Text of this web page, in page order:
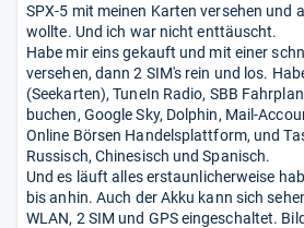
SPX-5 mit meinen Karten versehen und
wollte. Und ich war nicht enttäuscht.
Habe mir eins gekauft und mit einer
versehen, dann 2 SIM's rein und los.
(Seekarten), TuneIn Radio, SBB
buchen, Google Sky, Dolphin, Mail-
Online Börsen Handelsplattform, und
Russisch, Chinesisch und Spanisch.
Und es läuft alles erstaunlicherweise
bis anhin. Auch der Akku kann sich
WLAN, 2 SIM und GPS eingeschaltet.